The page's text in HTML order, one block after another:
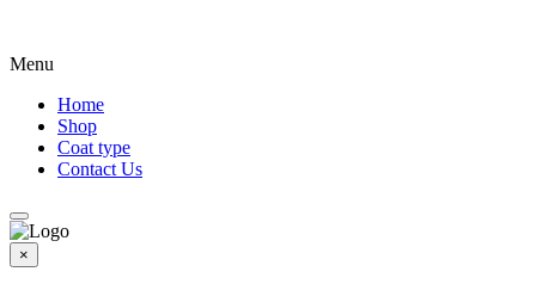
Menu
Home
Shop
Coat type
Contact Us
×